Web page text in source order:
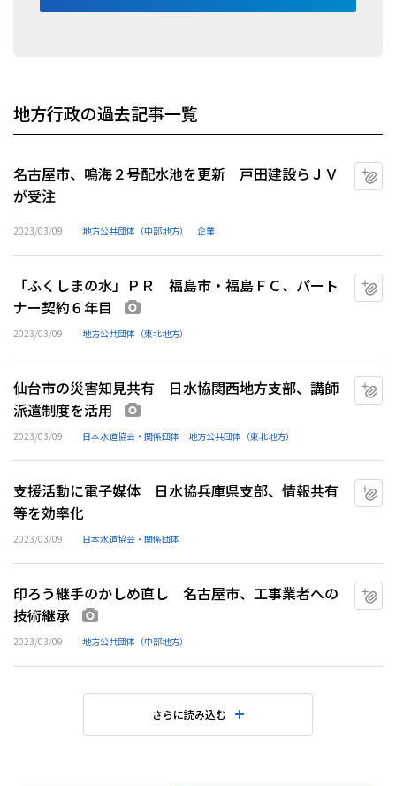
地方行政の過去記事一覧
名古屋市、鳴海２号配水池を更新 戸田建設らＪＶ
が受注
2023/03/09 地方公共団体（中部地方） 企業
「ふくしまの水」ＰＲ 福島市・福島ＦＣ、パート
ナー契約６年目
2023/03/09 地方公共団体（東北地方）
仙台市の災害知見共有 日水協関西地方支部、講師
派遣制度を活用
2023/03/09 日本水道協会・関係団体 地方公共団体（東北地方）
支援活動に電子媒体 日水協兵庫県支部、情報共有
等を効率化
2023/03/09 日本水道協会・関係団体
印ろう継手のかしめ直し 名古屋市、工事業者への
技術継承
2023/03/09 地方公共団体（中部地方）
さらに読み込む